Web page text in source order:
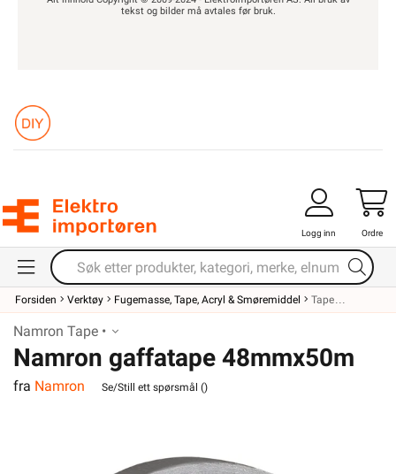
tekst og bilder må avtales før bruk.
Logg inn Ordre
Forsiden Verktøy Fugemasse, Tape, Acryl & Smøremiddel Tape
Namron Tape •
Namron gaffatape 48mmx50m
grå Pro
fra Namron Se/Still ett spørsmål ()